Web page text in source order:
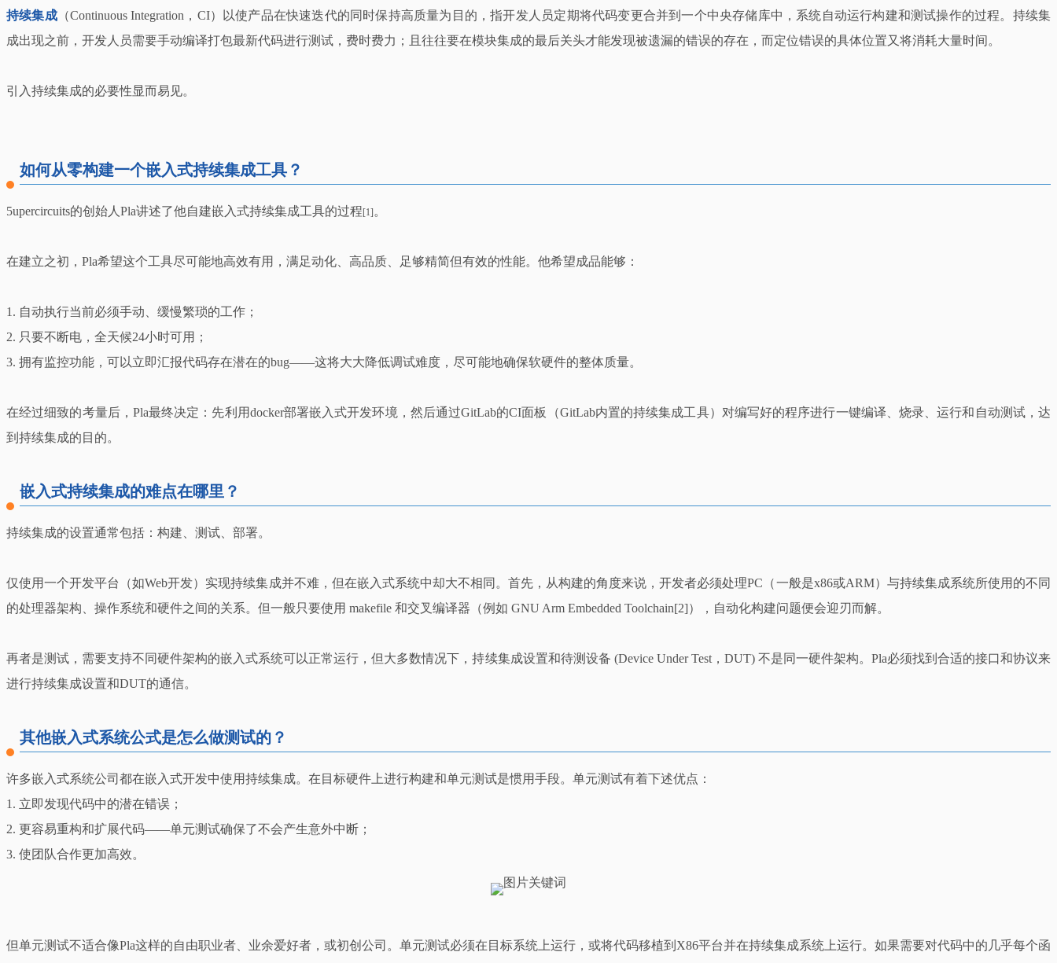
持续集成（Continuous Integration，CI）以使产品在快速迭代的同时保持高质量为目的，指开发人员定期将代码变更合并到一个中央存储库中，系统自动运行构建和测试操作的过程。持续集
成出现之前，开发人员需要手动编译打包最新代码进行测试，费时费力；且往往要在模块集成的最后关头才能发现被遗漏的错误的存在，而定位错误的具体位置又将消耗大量时间。
引入持续集成的必要性显而易见。
如何从零构建一个嵌入式持续集成工具？
5upercircuits的创始人Pla讲述了他自建嵌入式持续集成工具的过程 [1] 。
在建立之初，Pla希望这个工具尽可能地高效有用，满足动化、高品质、足够精简但有效的性能。他希望成品能够：
1. 自动执行当前必须手动、缓慢繁琐的工作；
2. 只要不断电，全天候24小时可用；
3. 拥有监控功能，可以立即汇报代码存在潜在的bug——这将大大降低调试难度，尽可能地确保软硬件的整体质量。
在经过细致的考量后，Pla最终决定：先利用docker部署嵌入式开发环境，然后通过GitLab的CI面板（GitLab内置的持续集成工具）对编写好的程序进行一键编译、烧录、运行和自动测试，达
到持续集成的目的。
嵌入式持续集成的难点在哪里？
持续集成的设置通常包括：构建、测试、部署。
仅使用一个开发平台（如Web开发）实现持续集成并不难，但在嵌入式系统中却大不相同。首先，从构建的角度来说，开发者必须处理PC（一般是x86或ARM）与持续集成系统所使用的不同
的处理器架构、操作系统和硬件之间的关系。但一般只要使用 makefile 和交叉编译器（例如 GNU Arm Embedded Toolchain[2]），自动化构建问题便会迎刃而解。
再者是测试，需要支持不同硬件架构的嵌入式系统可以正常运行，但大多数情况下，持续集成设置和待测设备 (Device Under Test，DUT) 不是同一硬件架构。Pla必须找到合适的接口和协议来
进行持续集成设置和DUT的通信。
其他嵌入式系统公式是怎么做测试的？
许多嵌入式系统公司都在嵌入式开发中使用持续集成。在目标硬件上进行构建和单元测试是惯用手段。单元测试有着下述优点：
1. 立即发现代码中的潜在错误；
2. 更容易重构和扩展代码——单元测试确保了不会产生意外中断；
3. 使团队合作更加高效。
但单元测试不适合像Pla这样的自由职业者、业余爱好者，或初创公司。单元测试必须在目标系统上运行，或将代码移植到X86平台并在持续集成系统上运行。如果需要对代码中的几乎每个函